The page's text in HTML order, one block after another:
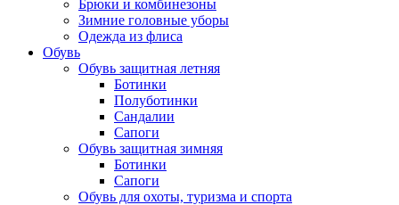
Брюки и комбинезоны
Зимние головные уборы
Одежда из флиса
Обувь
Обувь защитная летняя
Ботинки
Полуботинки
Сандалии
Сапоги
Обувь защитная зимняя
Ботинки
Сапоги
Обувь для охоты, туризма и спорта